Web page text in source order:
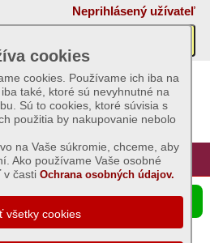
Neprihlásený užívateľ
Prihlásenie Registrácia
cookies
cookies. Používame ich iba na
také, ktoré sú nevyhnutné na
Sú to cookies, ktoré súvisia s
použitia by nakupovanie nebolo
na Vaše súkromie, chceme, aby
Ako používame Vaše osobné
v častiOchrana osobných údajov.